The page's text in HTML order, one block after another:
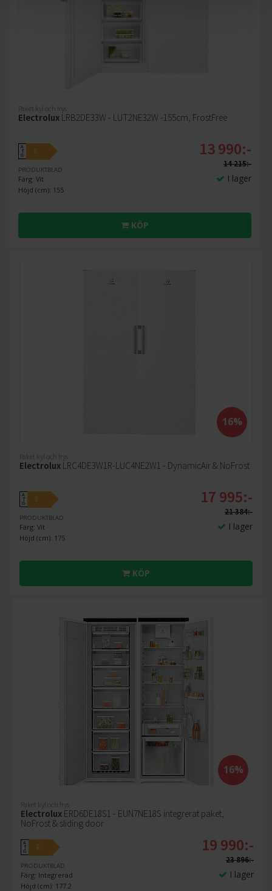
Paket kyl och frys
Electrolux LRB2DE33W - LUT2NE32W -155cm, FrostFree
A
↑
G
E
PRODUKTBLAD
Färg: Vit
Höjd (cm): 155
13 990:-
14 215:-
I lager
KÖP
16%
Paket kyl och frys
Electrolux LRC4DE3W1R-LUC4NE2W1 - DynamicAir & NoFrost
A
↑
G
E
PRODUKTBLAD
Färg: Vit
Höjd (cm): 175
17 995:-
21 384:-
I lager
KÖP
16%
Paket kyl och frys
Electrolux ERD6DE18S1 - EUN7NE18S integrerat paket,
NoFrost & sliding door
A
↑
G
E
PRODUKTBLAD
Färg: Integrerad
Höjd (cm): 177.2
19 990:-
23 896:-
I lager